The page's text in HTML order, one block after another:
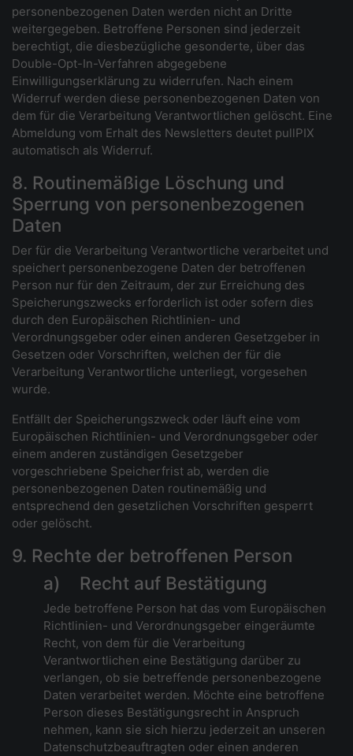
personenbezogenen Daten werden nicht an Dritte
weitergegeben. Betroffene Personen sind jederzeit
berechtigt, die diesbezügliche gesonderte, über das
Double-Opt-In-Verfahren abgegebene
Einwilligungserklärung zu widerrufen. Nach einem
Widerruf werden diese personenbezogenen Daten von
dem für die Verarbeitung Verantwortlichen gelöscht. Eine
Abmeldung vom Erhalt des Newsletters deutet pullPIX
automatisch als Widerruf.
8. Routinemäßige Löschung und
Sperrung von personenbezogenen
Daten
Der für die Verarbeitung Verantwortliche verarbeitet und
speichert personenbezogene Daten der betroffenen
Person nur für den Zeitraum, der zur Erreichung des
Speicherungszwecks erforderlich ist oder sofern dies
durch den Europäischen Richtlinien- und
Verordnungsgeber oder einen anderen Gesetzgeber in
Gesetzen oder Vorschriften, welchen der für die
Verarbeitung Verantwortliche unterliegt, vorgesehen
wurde.
Entfällt der Speicherungszweck oder läuft eine vom
Europäischen Richtlinien- und Verordnungsgeber oder
einem anderen zuständigen Gesetzgeber
vorgeschriebene Speicherfrist ab, werden die
personenbezogenen Daten routinemäßig und
entsprechend den gesetzlichen Vorschriften gesperrt
oder gelöscht.
9. Rechte der betroffenen Person
a) Recht auf Bestätigung
Jede betroffene Person hat das vom Europäischen
Richtlinien- und Verordnungsgeber eingeräumte
Recht, von dem für die Verarbeitung
Verantwortlichen eine Bestätigung darüber zu
verlangen, ob sie betreffende personenbezogene
Daten verarbeitet werden. Möchte eine betroffene
Person dieses Bestätigungsrecht in Anspruch
nehmen, kann sie sich hierzu jederzeit an unseren
Datenschutzbeauftragten oder einen anderen